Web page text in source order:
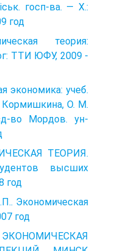
госп-ва. — Х.:
год
теория:
ТТИ ЮФУ, 2009 -
экономика: учеб.
Кормишкина, О. М.
во Мордов. ун-
ТЕОРИЯ.
высших
год
Экономическая
год